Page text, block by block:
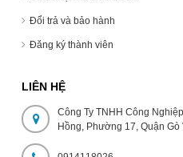
Đổi trả và bảo hành
Đăng ký thành viên
LIÊN HỆ
Công Ty TNHH Công
Hồng, Phường 17, Quận Gò